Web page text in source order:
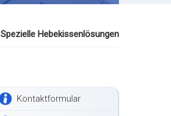
Spezielle Hebekissenlösungen
Kontaktformular